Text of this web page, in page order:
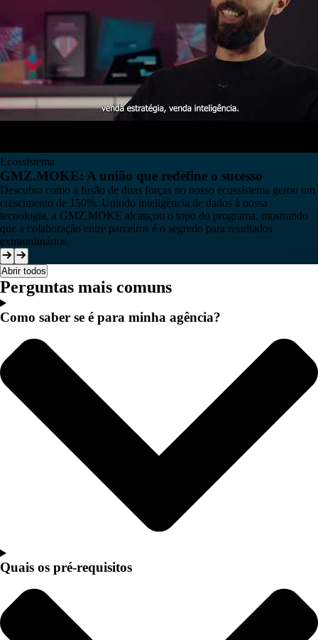
Ecossistema
GMZ.MOKE: A união que redefine o sucesso
Descubra como a fusão de duas forças no nosso ecossistema gerou um
crescimento de 150%. Unindo inteligência de dados à nossa
tecnologia, a GMZ.MOKE alcançou o topo do programa, mostrando
que a colaboração entre parceiros é o segredo para resultados
extraordinários.
Abrir todos
Perguntas mais comuns
Como saber se é para minha agência?
Quais os pré-requisitos